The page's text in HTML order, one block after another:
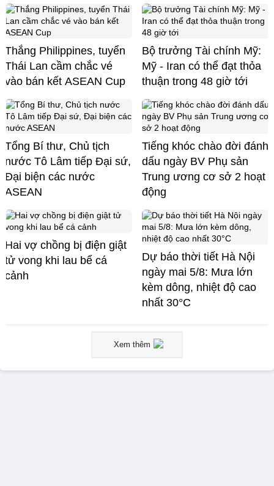
Thắng Philippines, tuyển
Thái Lan cầm chắc vé
vào bán kết ASEAN Cup
Bộ trưởng Tài chính Mỹ:
Mỹ - Iran có thể đạt thỏa
thuận trong 48 giờ tới
Tổng Bí thư, Chủ tịch
nước Tô Lâm tiếp Đại sứ,
Đại biện các nước
ASEAN
Tiếng khóc chào đời đánh
dấu ngày BV Phụ sản
Trung ương cơ sở 2 hoạt
động
Hai vợ chồng bị điện giật
tử vong khi lau bể cá
cảnh
Dự báo thời tiết Hà Nội
ngày mai 5/8: Mưa lớn
kèm dông, nhiệt độ cao
nhất 30°C
Xem thêm